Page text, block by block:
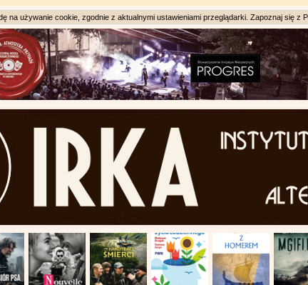
na używanie cookie, zgodnie z aktualnymi ustawieniami przeglądarki. Zapoznaj się z